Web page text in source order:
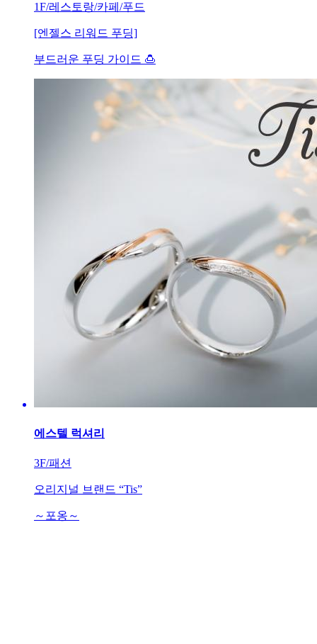
1F/레스토랑/카페/푸드
[엔젤스 리워드 푸딩]
부드러운 푸딩 가이드 🍮
에스텔 럭셔리
3F/패션
오리지널 브랜드 “Tis”
～포옹～